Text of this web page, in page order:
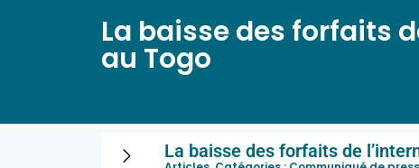
La baisse des forfaits
au Togo
La baisse des forfaits de